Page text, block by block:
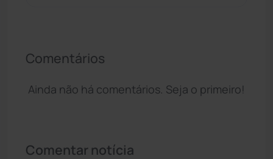
Comentários
Ainda não há comentários. Seja o primeiro!
Comentar notícia